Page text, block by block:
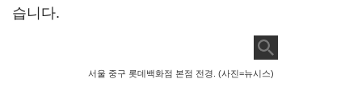
습니다.
서울 중구 롯데백화점 본점 전경. (사진=뉴시스)